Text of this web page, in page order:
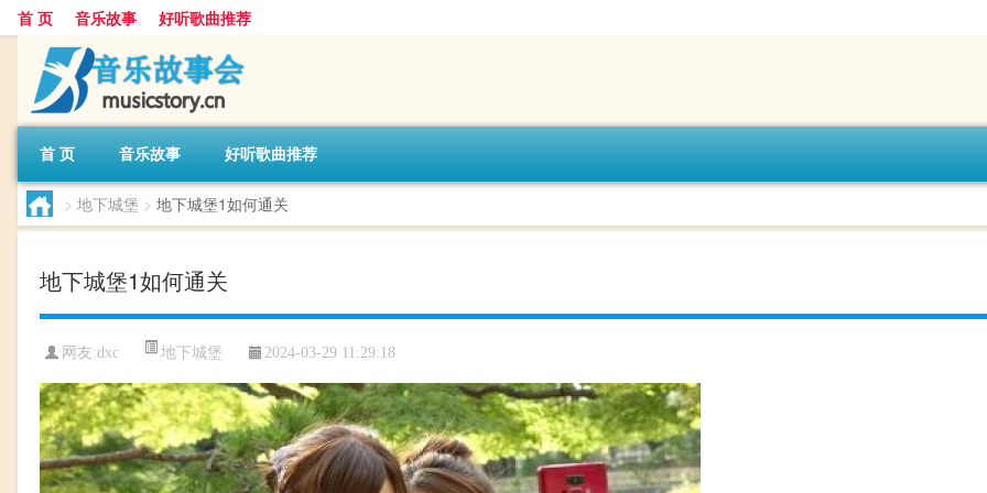
首 页 音乐故事 好听歌曲推荐
首 页 音乐故事 好听歌曲推荐
> 地下城堡 > 地下城堡1如何通关
地下城堡1如何通关
网友:dxc 地下城堡 2024-03-29 11:29:18